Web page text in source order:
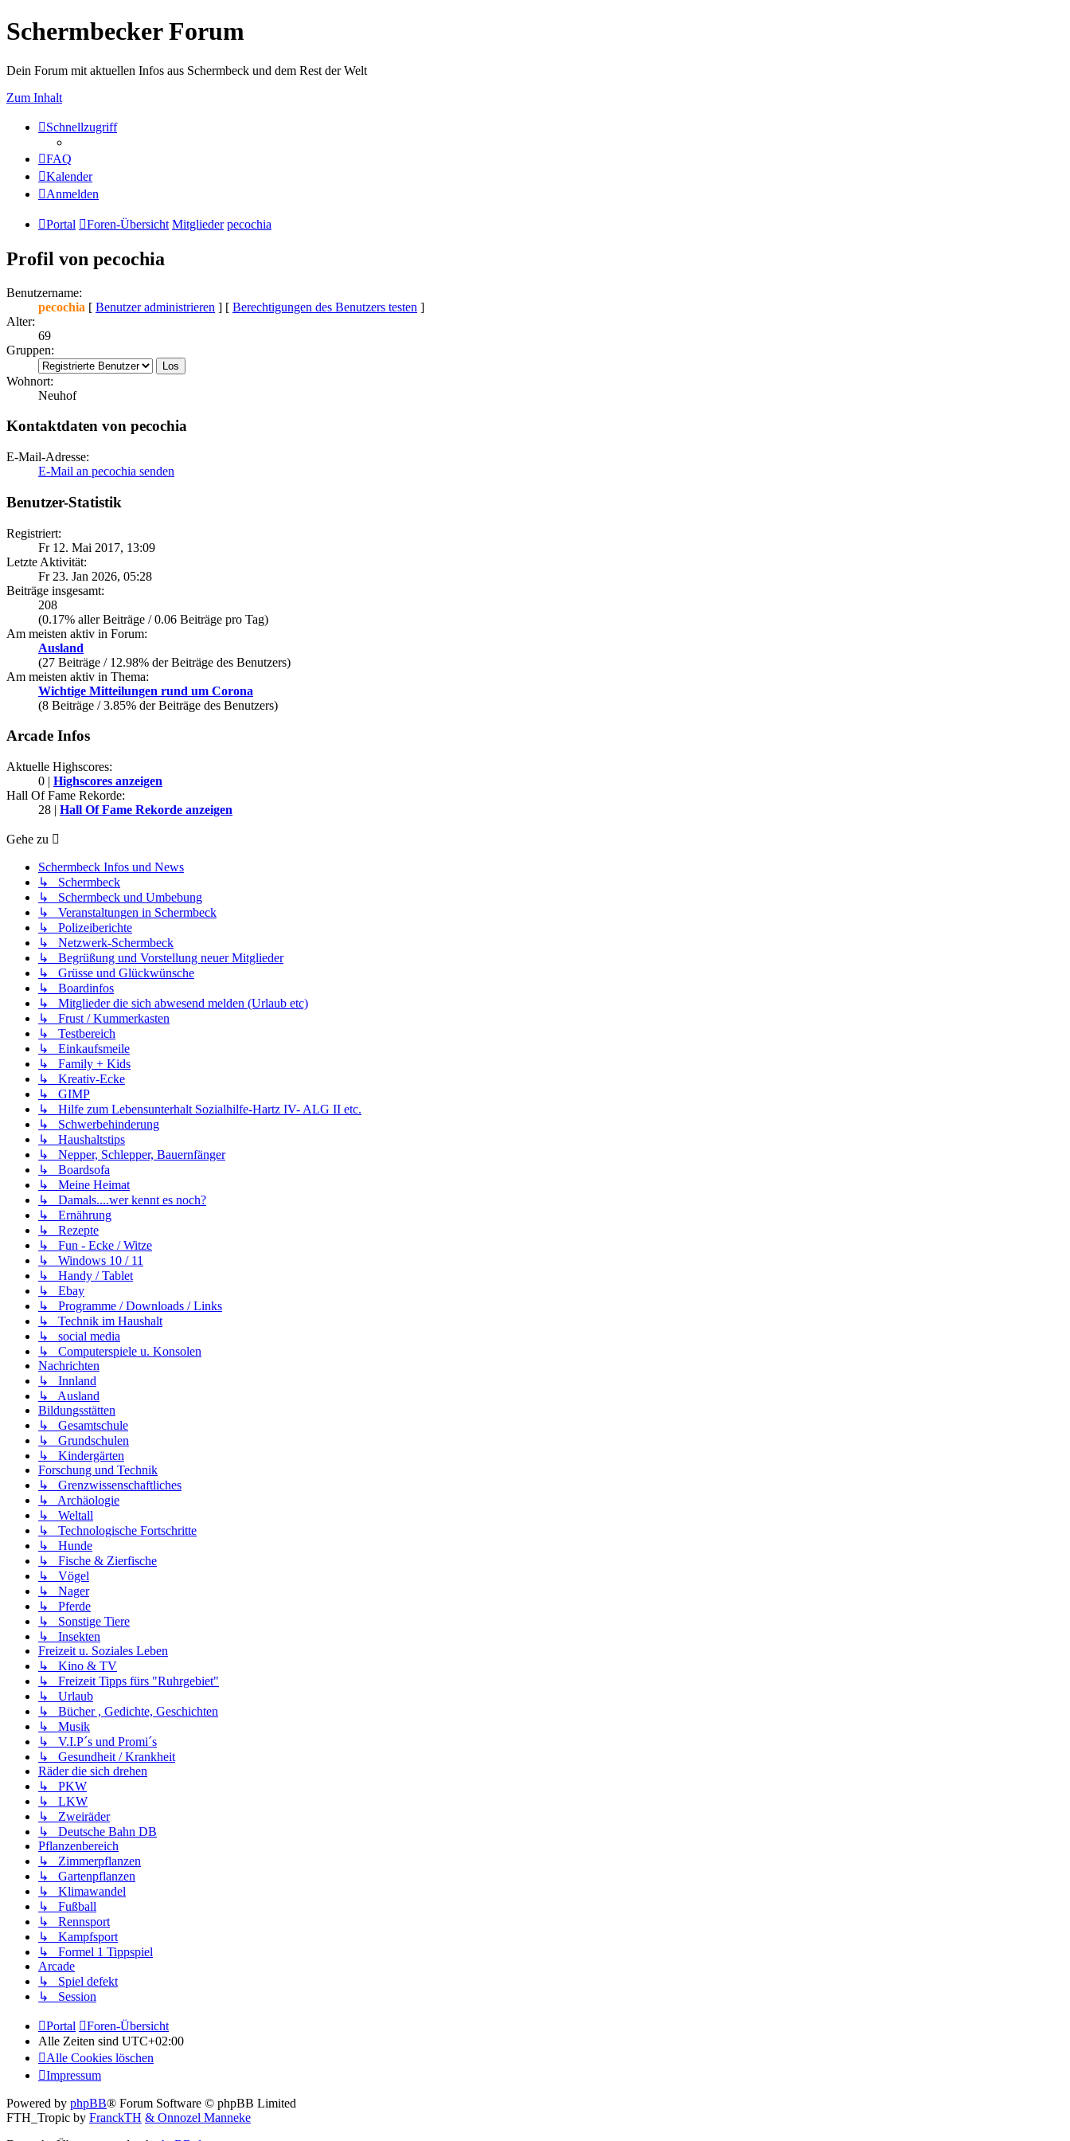
Schermbecker Forum
Dein Forum mit aktuellen Infos aus Schermbeck und dem Rest der Welt
Zum Inhalt
Schnellzugriff
FAQ
Kalender
Anmelden
Portal Foren-Übersicht Mitglieder pecochia
Profil von pecochia
Benutzername:
pecochia [ Benutzer administrieren ] [ Berechtigungen des Benutzers testen ]
Alter:
69
Gruppen:
Wohnort:
Neuhof
Kontaktdaten von pecochia
E-Mail-Adresse:
E-Mail an pecochia senden
Benutzer-Statistik
Registriert:
Fr 12. Mai 2017, 13:09
Letzte Aktivität:
Fr 23. Jan 2026, 05:28
Beiträge insgesamt:
208
(0.17% aller Beiträge / 0.06 Beiträge pro Tag)
Am meisten aktiv in Forum:
Ausland
(27 Beiträge / 12.98% der Beiträge des Benutzers)
Am meisten aktiv in Thema:
Wichtige Mitteilungen rund um Corona
(8 Beiträge / 3.85% der Beiträge des Benutzers)
Arcade Infos
Aktuelle Highscores:
0 | Highscores anzeigen
Hall Of Fame Rekorde:
28 | Hall Of Fame Rekorde anzeigen
Gehe zu
Schermbeck Infos und News
↳ Schermbeck
↳ Schermbeck und Umbebung
↳ Veranstaltungen in Schermbeck
↳ Polizeiberichte
↳ Netzwerk-Schermbeck
↳ Begrüßung und Vorstellung neuer Mitglieder
↳ Grüsse und Glückwünsche
↳ Boardinfos
↳ Mitglieder die sich abwesend melden (Urlaub etc)
↳ Frust / Kummerkasten
↳ Testbereich
↳ Einkaufsmeile
↳ Family + Kids
↳ Kreativ-Ecke
↳ GIMP
↳ Hilfe zum Lebensunterhalt Sozialhilfe-Hartz IV- ALG II etc.
↳ Schwerbehinderung
↳ Haushaltstips
↳ Nepper, Schlepper, Bauernfänger
↳ Boardsofa
↳ Meine Heimat
↳ Damals....wer kennt es noch?
↳ Ernährung
↳ Rezepte
↳ Fun - Ecke / Witze
↳ Windows 10 / 11
↳ Handy / Tablet
↳ Ebay
↳ Programme / Downloads / Links
↳ Technik im Haushalt
↳ social media
↳ Computerspiele u. Konsolen
Nachrichten
↳ Innland
↳ Ausland
Bildungsstätten
↳ Gesamtschule
↳ Grundschulen
↳ Kindergärten
Forschung und Technik
↳ Grenzwissenschaftliches
↳ Archäologie
↳ Weltall
↳ Technologische Fortschritte
↳ Hunde
↳ Fische & Zierfische
↳ Vögel
↳ Nager
↳ Pferde
↳ Sonstige Tiere
↳ Insekten
Freizeit u. Soziales Leben
↳ Kino & TV
↳ Freizeit Tipps fürs "Ruhrgebiet"
↳ Urlaub
↳ Bücher , Gedichte, Geschichten
↳ Musik
↳ V.I.P´s und Promi´s
↳ Gesundheit / Krankheit
Räder die sich drehen
↳ PKW
↳ LKW
↳ Zweiräder
↳ Deutsche Bahn DB
Pflanzenbereich
↳ Zimmerpflanzen
↳ Gartenpflanzen
↳ Klimawandel
↳ Fußball
↳ Rennsport
↳ Kampfsport
↳ Formel 1 Tippspiel
Arcade
↳ Spiel defekt
↳ Session
Portal
Foren-Übersicht
Alle Zeiten sind UTC+02:00
Alle Cookies löschen
Impressum
Powered by phpBB® Forum Software © phpBB Limited
FTH_Tropic by FranckTH & Onnozel Manneke